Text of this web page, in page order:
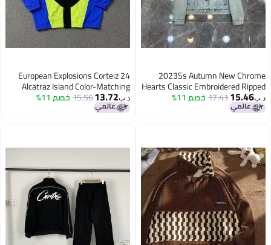
2023Ss Autumn New Chrome
Hearts Classic Embroidered
Denim Jacket For Couple15.46
17.41خصم 11%
24 European Explosions Corteiz
Alcatraz Island Color-Matching
Collar Windbreaker Men'S And
Women'S Trendy Lightweight
13.72
15.56خصم 11%